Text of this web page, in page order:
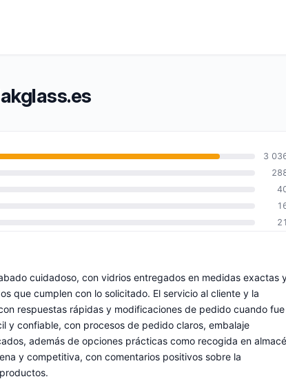
3
21
cuidadoso, con vidrios entregados en medidas exactas
que cumplen con lo solicitado. El servicio al cliente y la
respuestas rápidas y modificaciones de pedido cuando fue
y confiable, con procesos de pedido claros, embalaje
además de opciones prácticas como recogida en
y competitiva, con comentarios positivos sobre la